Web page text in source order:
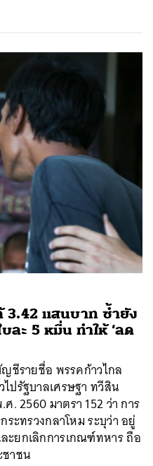
3.42 แสนบาท ซ้ำยัง
ละ 5 หมื่น ทำให้ ‘ลด
ชีรายชื่อ พรรคก้าวไกล
ปรัฐบาลเศรษฐา ทวีสิน
2560 มาตรา 152 ว่า การ
ะทรวงกลาโหม ระบุว่า อยู่
ะยกเลิกการเกณฑ์ทหาร ถือ
าชน